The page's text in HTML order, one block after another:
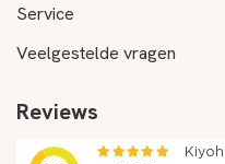
Service
Veelgestelde vragen
Reviews